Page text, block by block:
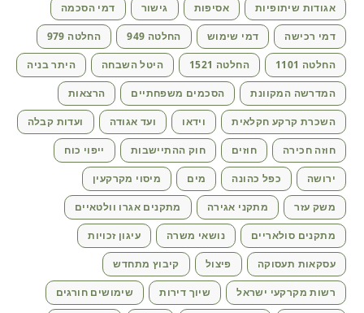
אגודות שיתופיות אסיפות גישור דמי הסכמה
דמי רכישה דמי שימוש החלטה 949 החלטה 979
החלטה 1101 החלטה 1521 היטל השבחה היתר בניה
המדרשה המקוונת הסכמים משפחתיים הרצאות
השכרת קרקע חקלאית וידאו ועד אגודה ועדות קבלה
חוזה חכירה חוזים חוק ההתיישבות ייפוי כוח
ירושה כפל כהונה מים מיסוי מקרקעין
משק עזר מתקני אגירה מתקנים אגרו וולטאיים
מתקנים סולאריים נושאי משרה עיגון זכויות
עסקאות תעסוקה פיצול קיבוץ מתחדש
רשות מקרקעי ישראל שיוך דירות שימושים חורגים